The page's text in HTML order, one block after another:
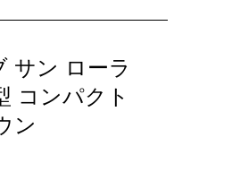
サン ローラ
コンパクト
ン